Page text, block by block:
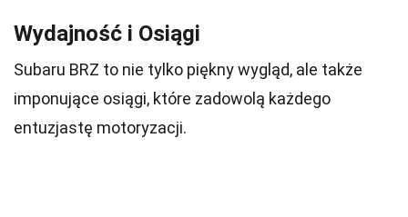
Wydajność i Osiągi
Subaru BRZ to nie tylko piękny wygląd, ale także
imponujące osiągi, które zadowolą każdego
entuzjastę motoryzacji.